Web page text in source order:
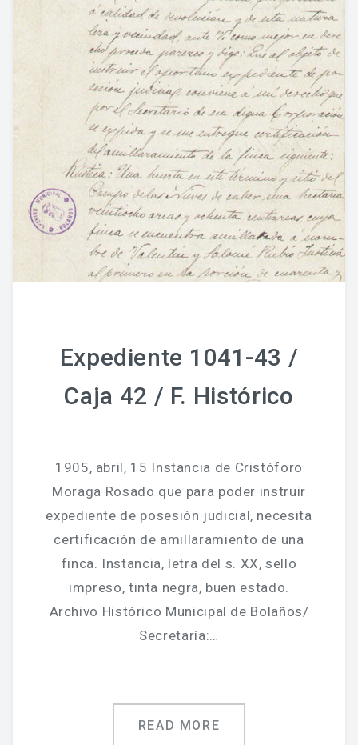
Expediente 1041-43 /
Caja 42 / F. Histórico
1905, abril, 15 Instancia de Cristóforo
Moraga Rosado que para poder instruir
expediente de posesión judicial, necesita
certificación de amillaramiento de una
finca. Instancia, letra del s. XX, sello
impreso, tinta negra, buen estado.
Archivo Histórico Municipal de Bolaños/
Secretaría:…
READ MORE